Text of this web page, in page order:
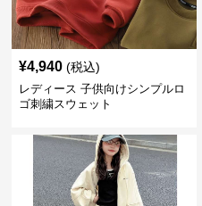
¥4,940 (税込)
レディース 子供向けシンプルロ
ゴ刺繍スウェット